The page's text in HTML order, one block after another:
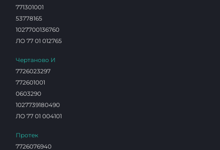
771301001
53778165
1027700136760
ЛО 77 01 012765
Чертаново И
7726023297
772601001
0603290
1027739180490
ЛО 77 01 004101
Протек
7726076940